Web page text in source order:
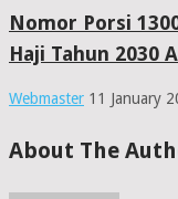
Nomor Porsi
Haji Tahun 2030
Webmaster 11 January
About The